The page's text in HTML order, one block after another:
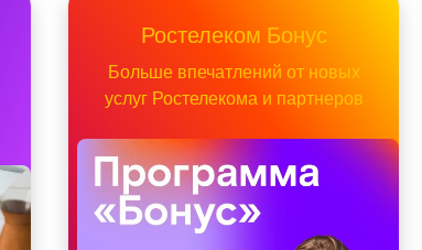
Ростелеком Бонус
Больше впечатлений от новых
услуг Ростелекома и партнеров